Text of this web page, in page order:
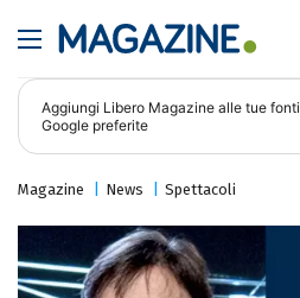
Aggiungi Libero Magazine alle tue fonti
Google preferite
Magazine News Spettacoli